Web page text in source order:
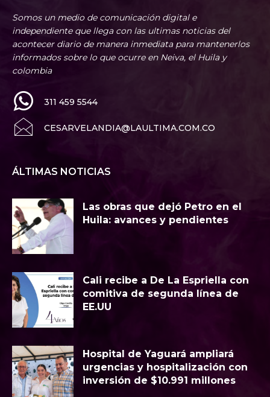
Somos un medio de comunicación digital e
independiente que llega con las ultimas noticias del
acontecer diario de manera inmediata para mantenerlos
informados sobre lo que ocurre en Neiva, el Huila y
colombia
311 459 5544
CESARVELANDIA@LAULTIMA.COM.CO
ÁLTIMAS NOTICIAS
Las obras que dejó Petro en el
Huila: avances y pendientes
Cali recibe a De La Espriella con
comitiva de segunda línea de
EE.UU
Hospital de Yaguará ampliará
urgencias y hospitalización con
inversión de $10.991 millones